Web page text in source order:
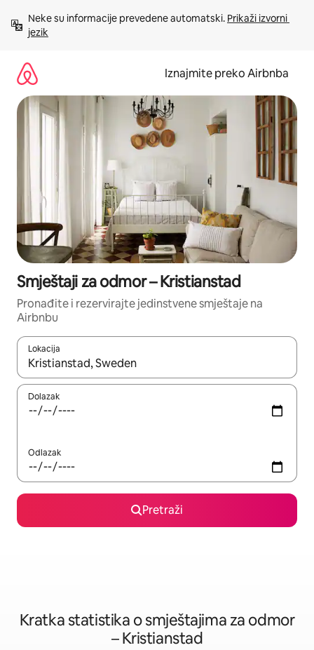
sadržaj
Neke su informacije prevedene automatski. Prikaži izvorni
jezik
Iznajmite preko Airbnba
Smještaji za odmor – Kristianstad
Pronađite i rezervirajte jedinstvene smještaje na
Airbnbu
Lokacija
Kada budu dostupni rezultati, moći ćete ih pregledati
Dolazak
Odlazak
Pretraži
Kratka statistika o smještajima za odmor
– Kristianstad